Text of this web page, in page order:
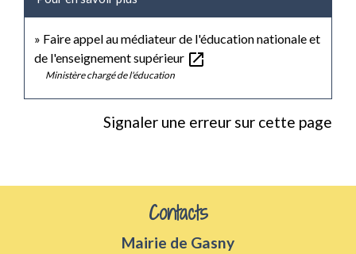
Faire appel au médiateur de l'éducation nationale et
de l'enseignement supérieur open_in_new
Ministère chargé de l'éducation
Signaler une erreur sur cette page
Contacts
Mairie de Gasny